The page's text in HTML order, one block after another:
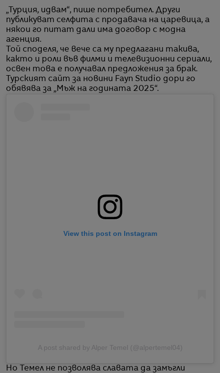
„Турция, идвам“, пише потребител. Други
публикуват селфита с продавача на царевица, а
някои го питат дали има договор с модна
агенция.
Той споделя, че вече са му предлагани такива,
както и роли във филми и телевизионни сериали,
освен това е получавал предложения за брак.
Турският сайт за новини Fayn Studio дори го
обявява за „Мъж на годината 2025“.
View this post on Instagram
A post shared by Alper Temel (@alpertemel04)
Но Темел не позволява славата да замъгли